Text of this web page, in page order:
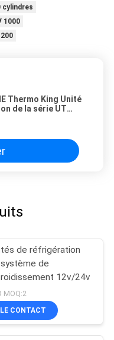
cylindres
1000
Thermo King Unité
de la série UT
de réfrigération
de
12v/24v
MOQ:2
LE CONTACT